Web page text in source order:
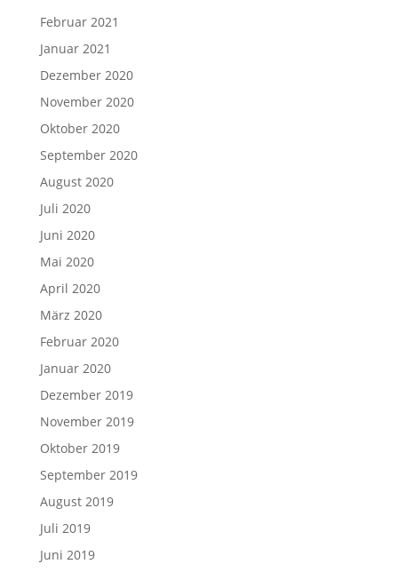
Februar 2021
Januar 2021
Dezember 2020
November 2020
Oktober 2020
September 2020
August 2020
Juli 2020
Juni 2020
Mai 2020
April 2020
März 2020
Februar 2020
Januar 2020
Dezember 2019
November 2019
Oktober 2019
September 2019
August 2019
Juli 2019
Juni 2019